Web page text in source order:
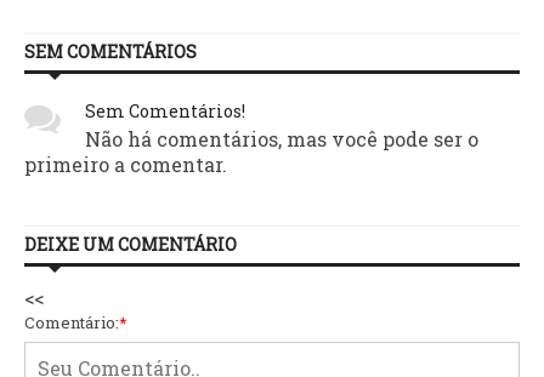
SEM COMENTÁRIOS
Sem Comentários!
Não há comentários, mas você pode ser o
primeiro a comentar.
DEIXE UM COMENTÁRIO
<<
Comentário:*